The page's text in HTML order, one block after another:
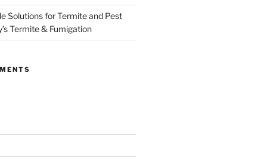
Solutions for Termite and Pest
Termite & Fumigation